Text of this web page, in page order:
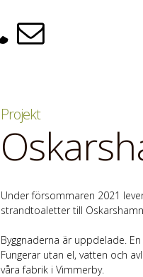
Under försommaren 2021
strandtoaletter till
Byggnaderna är uppdelade.
Fungerar utan el, vatten och
våra fabrik i Vimmerby.